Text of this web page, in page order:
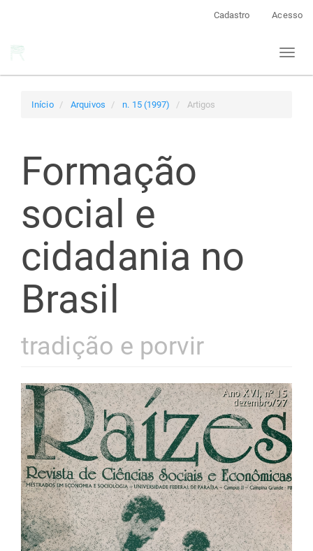
Cadastro Acesso
Toggle
Início Arquivos n. 15 (1997) Artigos
Formação
social e
cidadania no
Brasil
tradição e porvir
Barra
lateral
de
artigos